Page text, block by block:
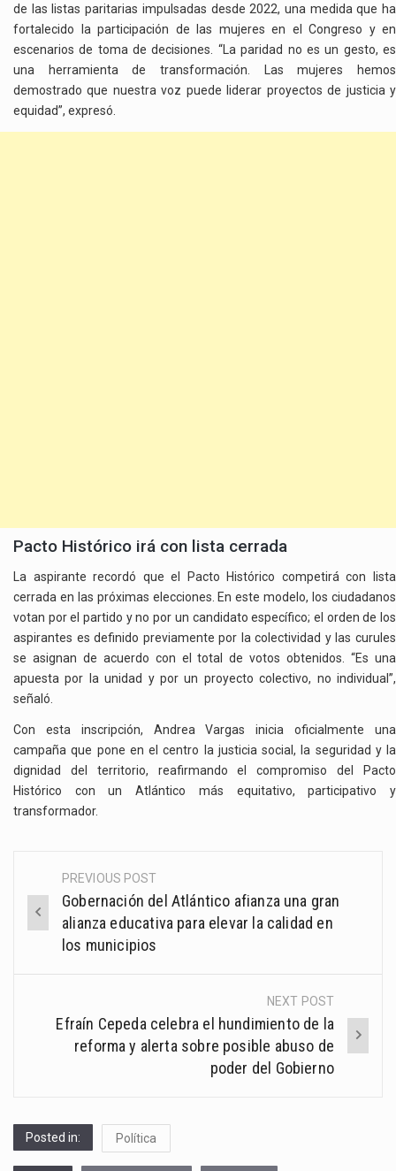
de las listas paritarias impulsadas desde 2022, una medida que ha
fortalecido la participación de las mujeres en el Congreso y en
escenarios de toma de decisiones. “La paridad no es un gesto, es
una herramienta de transformación. Las mujeres hemos
demostrado que nuestra voz puede liderar proyectos de justicia y
equidad”, expresó.
Pacto Histórico irá con lista cerrada
La aspirante recordó que el Pacto Histórico competirá con lista
cerrada en las próximas elecciones. En este modelo, los ciudadanos
votan por el partido y no por un candidato específico; el orden de los
aspirantes es definido previamente por la colectividad y las curules
se asignan de acuerdo con el total de votos obtenidos. “Es una
apuesta por la unidad y por un proyecto colectivo, no individual”,
señaló.
Con esta inscripción, Andrea Vargas inicia oficialmente una
campaña que pone en el centro la justicia social, la seguridad y la
dignidad del territorio, reafirmando el compromiso del Pacto
Histórico con un Atlántico más equitativo, participativo y
transformador.
Post
navigation
PREVIOUS POST
Gobernación del Atlántico afianza una gran
alianza educativa para elevar la calidad en
los municipios
NEXT POST
Efraín Cepeda celebra el hundimiento de la
reforma y alerta sobre posible abuso de
poder del Gobierno
Posted in: Política